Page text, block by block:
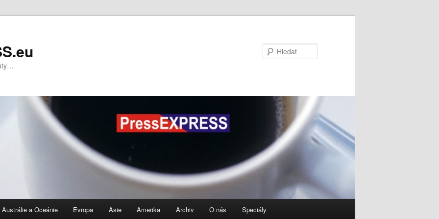
Austrálie a Oceánie Evropa Asie Amerika Archiv O nás Speciály